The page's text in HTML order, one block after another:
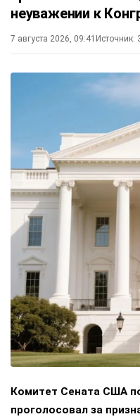
неуважении к
7 августа 2026, 09:41 Источник:
Комитет Сената США
проголосовал за